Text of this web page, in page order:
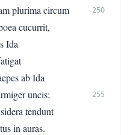
plurima circum
250
cucurrit,
Ida
ab Ida
uncis;
255
tendunt
in auras.